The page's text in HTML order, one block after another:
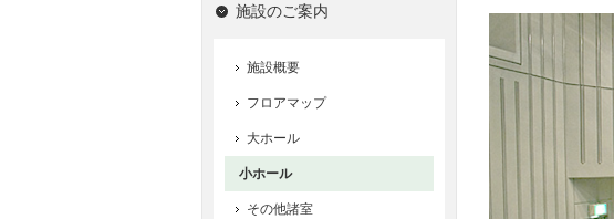
施設のご案内
施設概要
フロアマップ
大ホール
小ホール
その他諸室